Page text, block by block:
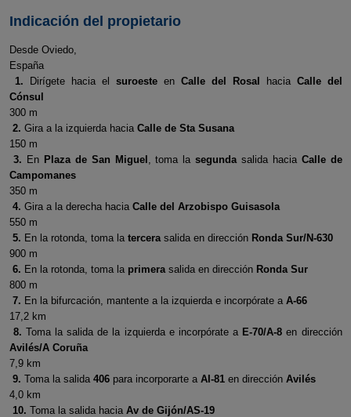
Indicación del propietario
Desde Oviedo,
España
1. Dirígete hacia elsuroeste en Calle del Rosal hacia Calle del
Cónsul
300 m
2. Gira a la izquierda hacia Calle de Sta Susana
150 m
3. En Plaza de San Miguel , toma lasegundasalida hacia Calle de
Campomanes
350 m
4. Gira a la derecha hacia Calle del Arzobispo Guisasola
550 m
5. En la rotonda, toma la tercerasalida en dirección Ronda Sur/N-630
900 m
6. En la rotonda, toma la primerasalida en dirección Ronda Sur
800 m
7. En la bifurcación, mantente a la izquierda e incorpórate a A-66
17,2 km
8. Toma la salida de la izquierda e incorpórate a E-70/A-8 en dirección
Avilés/A Coruña
7,9 km
9. Toma la salida 406para incorporarte a AI-81en dirección Avilés
4,0 km
10. Toma la salida hacia Av de Gijón/AS-19